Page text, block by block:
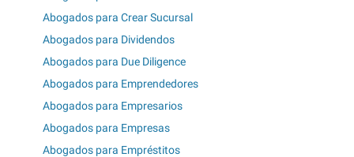
Abogados para Crear Sucursal
Abogados para Dividendos
Abogados para Due Diligence
Abogados para Emprendedores
Abogados para Empresarios
Abogados para Empresas
Abogados para Empréstitos